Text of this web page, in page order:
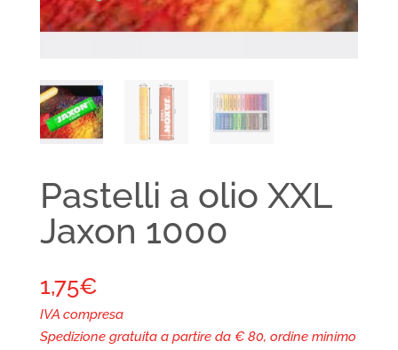
Pastelli a olio XXL
Jaxon 1000
1,75€
IVA compresa
Spedizione gratuita a partire da € 80, ordine minimo